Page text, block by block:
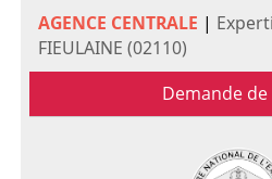
AGENCE CENTRALE |
FIEULAINE (02110)
Demande de